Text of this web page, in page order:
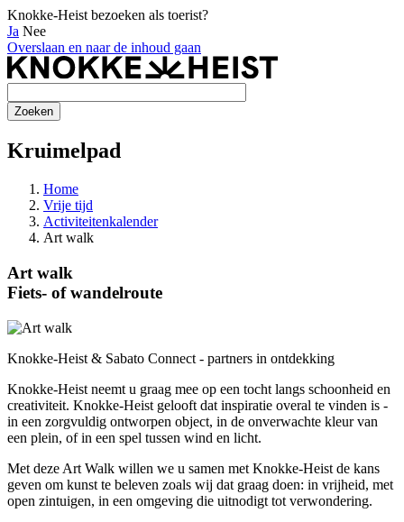
Knokke-Heist bezoeken als toerist?
Ja Nee
Overslaan en naar de inhoud gaan
Kruimelpad
Home
Vrije tijd
Activiteitenkalender
Art walk
Art walk
Fiets- of wandelroute
Knokke-Heist & Sabato Connect - partners in ontdekking
Knokke-Heist neemt u graag mee op een tocht langs schoonheid en
creativiteit. Knokke-Heist gelooft dat inspiratie overal te vinden is -
in een zorgvuldig ontworpen object, in de onverwachte kleur van
een plein, of in een spel tussen wind en licht.
Met deze Art Walk willen we u samen met Knokke-Heist de kans
geven om kunst te beleven zoals wij dat graag doen: in vrijheid, met
open zintuigen, in een omgeving die uitnodigt tot verwondering.